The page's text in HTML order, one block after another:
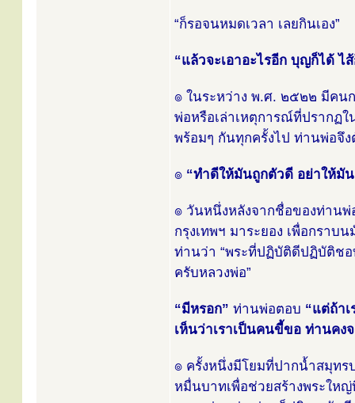
“ก็รอจนหมดเวลา เลยกินเอง”
“แล้วจะเอาอะไรอีก บุญก็ได้ ไ
๏ ในระหว่าง พ.ศ. ๒๕๒๒ มีค
พ่อหรือเล่าเหตุการณ์ที่ปรากฏใ
พร้อมๆ กันทุกครั้งไป ท่านพ่อจึ
๏ “ทำดีให้มันถูกตัวดี อย่าให้มั
๏ วันหนึ่งหลังจากชื่อของท่าน
กรุงเทพฯ มาระยอง เพื่อกรา
ท่านว่า “พระที่ปฏิบัติดีปฏิบัติชอ
ครับหลวงพ่อ”
“มีหรอก” ท่านพ่อตอบ “แต่ถ้า
เห็นว่าเราเป็นคนขี้ขอ ท่านคง
๏ ครั้งหนึ่งมีโยมที่ปากน้ำสมุทร
หมื่นบาทเพื่อช่วยสร้างพระให